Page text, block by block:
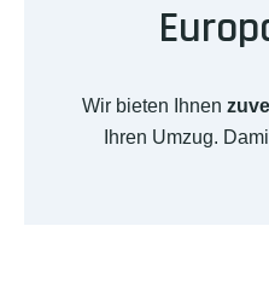
Wir bieten Ihnen
Ihren Umzug.